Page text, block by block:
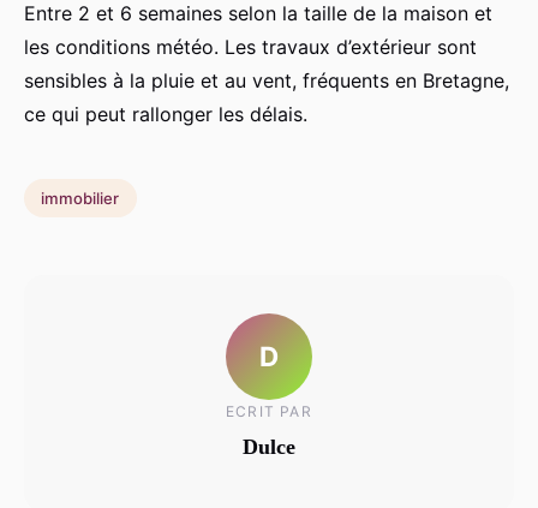
Entre 2 et 6 semaines selon la taille de la maison et
les conditions météo. Les travaux d’extérieur sont
sensibles à la pluie et au vent, fréquents en Bretagne,
ce qui peut rallonger les délais.
immobilier
D
ECRIT PAR
Dulce